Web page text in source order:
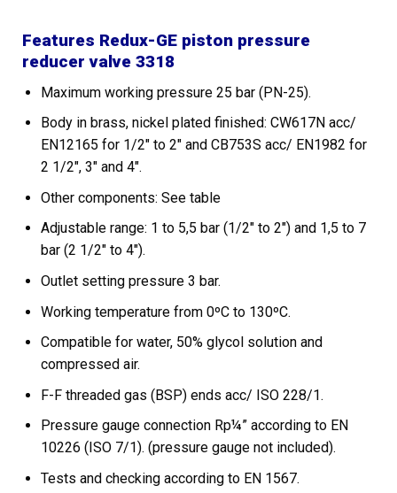
Features Redux-GE piston pressure
reducer valve 3318
Maximum working pressure 25 bar (PN-25).
Body in brass, nickel plated finished: CW617N acc/
EN12165 for 1/2″ to 2″ and CB753S acc/ EN1982 for
2 1/2″, 3″ and 4″.
Other components: See table
Adjustable range: 1 to 5,5 bar (1/2″ to 2″) and 1,5 to 7
bar (2 1/2″ to 4″).
Outlet setting pressure 3 bar.
Working temperature from 0ºC to 130ºC.
Compatible for water, 50% glycol solution and
compressed air.
F-F threaded gas (BSP) ends acc/ ISO 228/1.
Pressure gauge connection Rp¼” according to EN
10226 (ISO 7/1). (pressure gauge not included).
Tests and checking according to EN 1567.